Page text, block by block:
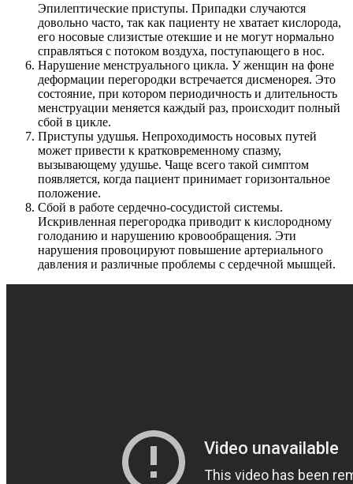
Эпилептические приступы. Припадки случаются
довольно часто, так как пациенту не хватает кислорода,
его носовые слизистые отекшие и не могут нормально
справляться с потоком воздуха, поступающего в нос.
Нарушение менструального цикла. У женщин на фоне
деформации перегородки встречается дисменорея. Это
состояние, при котором периодичность и длительность
менструации меняется каждый раз, происходит полный
сбой в цикле.
Приступы удушья. Непроходимость носовых путей
может привести к кратковременному спазму,
вызывающему удушье. Чаще всего такой симптом
появляется, когда пациент принимает горизонтальное
положение.
Сбой в работе сердечно-сосудистой системы.
Искривленная перегородка приводит к кислородному
голоданию и нарушению кровообращения. Эти
нарушения провоцируют повышение артериального
давления и различные проблемы с сердечной мышцей.